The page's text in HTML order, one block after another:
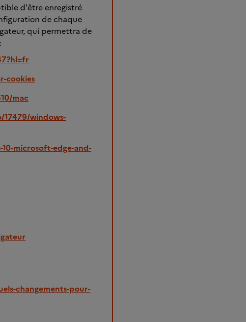
d'être enregistré
de chaque
qui permettra de
cookies
mac
windows-
microsoft-edge-and-
changements-pour-